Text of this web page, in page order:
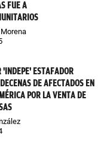
FUE A
'INDEPE' ESTAFADOR
DE AFECTADOS EN
POR LA VENTA DE